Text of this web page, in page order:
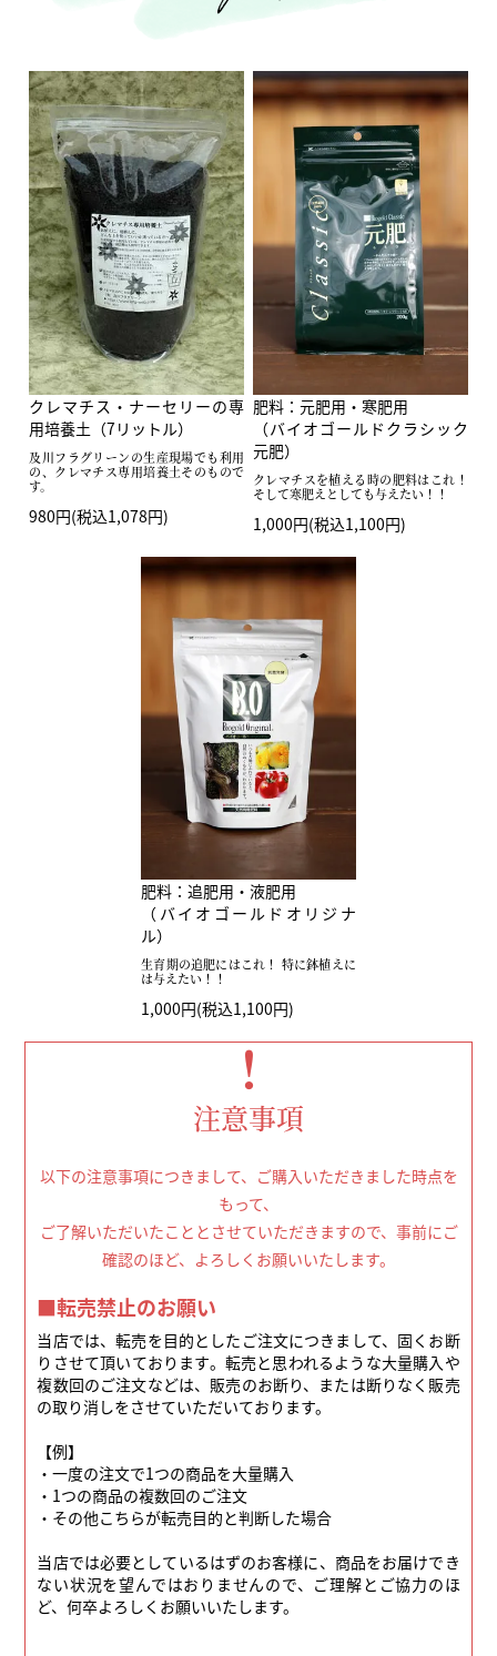
クレマチス・ナーセリーの専
用培養土（7リットル）
及川フラグリーンの生産現場でも利用
の、クレマチス専用培養土そのもので
す。
980円(税込1,078円)
肥料：元肥用・寒肥用
（バイオゴールドクラシック
元肥）
クレマチスを植える時の肥料はこれ！
そして寒肥えとしても与えたい！！
1,000円(税込1,100円)
肥料：追肥用・液肥用
（バイオゴールドオリジナ
ル）
生育期の追肥にはこれ！ 特に鉢植えに
は与えたい！！
1,000円(税込1,100円)
！
注意事項
以下の注意事項につきまして、ご購入いただきました時点を
もって、
ご了解いただいたこととさせていただきますので、事前にご
確認のほど、よろしくお願いいたします。
■転売禁止のお願い
当店では、転売を目的としたご注文につきまして、固くお断
りさせて頂いております。転売と思われるような大量購入や
複数回のご注文などは、販売のお断り、または断りなく販売
の取り消しをさせていただいております。
【例】
・一度の注文で1つの商品を大量購入
・1つの商品の複数回のご注文
・その他こちらが転売目的と判断した場合
当店では必要としているはずのお客様に、商品をお届けでき
ない状況を望んではおりませんので、ご理解とご協力のほ
ど、何卒よろしくお願いいたします。